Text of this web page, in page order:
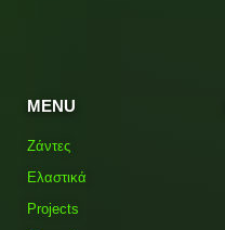
MENU
Ζάντες
Ελαστικά
Projects